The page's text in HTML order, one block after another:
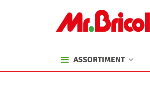
ASSORTIMENT